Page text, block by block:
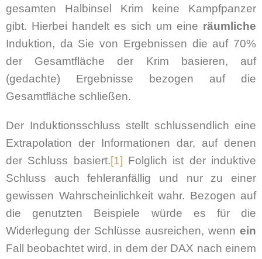
gesamten Halbinsel Krim keine Kampfpanzer
gibt. Hierbei handelt es sich um eine räumliche
Induktion, da Sie von Ergebnissen die auf 70%
der Gesamtfläche der Krim basieren, auf
(gedachte) Ergebnisse bezogen auf die
Gesamtfläche schließen.
Der Induktionsschluss stellt schlussendlich eine
Extrapolation der Informationen dar, auf denen
der Schluss basiert.[1] Folglich ist der induktive
Schluss auch fehleranfällig und nur zu einer
gewissen Wahrscheinlichkeit wahr. Bezogen auf
die genutzten Beispiele würde es für die
Widerlegung der Schlüsse ausreichen, wenn ein
Fall beobachtet wird, in dem der DAX nach einem